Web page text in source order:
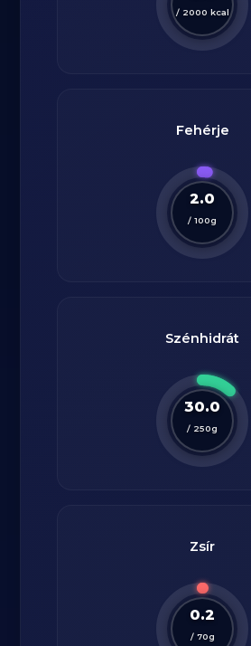
/ 2000 kcal
Fehérje
2.0
/ 100g
Szénhidrát
30.0
/ 250g
Zsír
0.2
/ 70g